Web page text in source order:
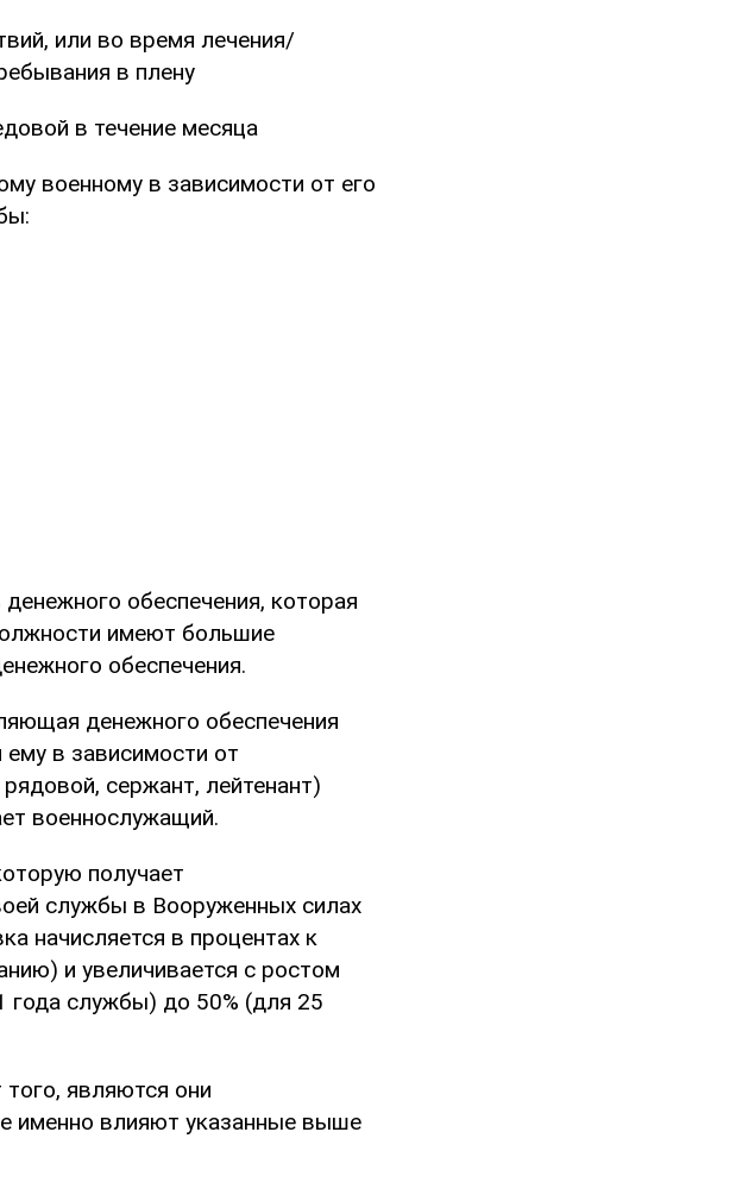
или во время лечения/
в плену
в течение месяца
военному в зависимости от его
обеспечения, которая
имеют большие
обеспечения.
денежного обеспечения
в зависимости от
сержант, лейтенант)
военнослужащий.
получает
службы в Вооруженных силах
начисляется в процентах к
и увеличивается с ростом
года службы) до 50% (для 25
являются они
именно влияют указанные выше